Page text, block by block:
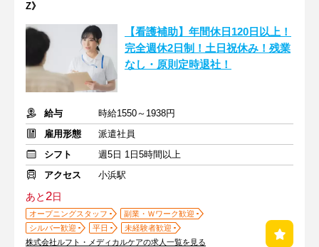
Z》
【看護補助】年間休日120日以上！
完全週休2日制！土日祝休み！残業
なし・原則定時退社！
給与
時給1550～1938円
雇用形態
派遣社員
シフト
週5日 1日5時間以上
アクセス
小浜駅
あと2日
オープニングスタッフ
副業・Ｗワーク歓迎
シルバー歓迎
平日
未経験者歓迎
株式会社ルフト・メディカルケアの求人一覧を見る